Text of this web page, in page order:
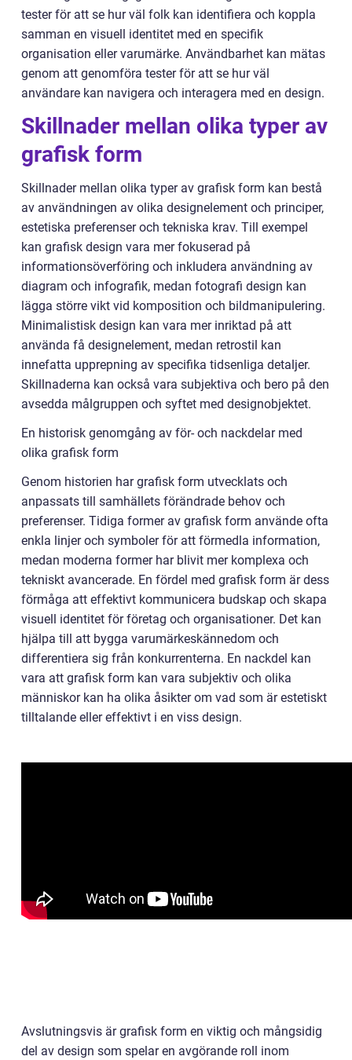
tester för att se hur väl folk kan identifiera och koppla
samman en visuell identitet med en specifik
organisation eller varumärke. Användbarhet kan mätas
genom att genomföra tester för att se hur väl
användare kan navigera och interagera med en design.
Skillnader mellan olika typer av
grafisk form
Skillnader mellan olika typer av grafisk form kan bestå
av användningen av olika designelement och principer,
estetiska preferenser och tekniska krav. Till exempel
kan grafisk design vara mer fokuserad på
informationsöverföring och inkludera användning av
diagram och infografik, medan fotografi design kan
lägga större vikt vid komposition och bildmanipulering.
Minimalistisk design kan vara mer inriktad på att
använda få designelement, medan retrostil kan
innefatta upprepning av specifika tidsenliga detaljer.
Skillnaderna kan också vara subjektiva och bero på den
avsedda målgruppen och syftet med designobjektet.
En historisk genomgång av för- och nackdelar med
olika grafisk form
Genom historien har grafisk form utvecklats och
anpassats till samhällets förändrade behov och
preferenser. Tidiga former av grafisk form använde ofta
enkla linjer och symboler för att förmedla information,
medan moderna former har blivit mer komplexa och
tekniskt avancerade. En fördel med grafisk form är dess
förmåga att effektivt kommunicera budskap och skapa
visuell identitet för företag och organisationer. Det kan
hjälpa till att bygga varumärkeskännedom och
differentiera sig från konkurrenterna. En nackdel kan
vara att grafisk form kan vara subjektiv och olika
människor kan ha olika åsikter om vad som är estetiskt
tilltalande eller effektivt i en viss design.
Avslutningsvis är grafisk form en viktig och mångsidig
del av design som spelar en avgörande roll inom